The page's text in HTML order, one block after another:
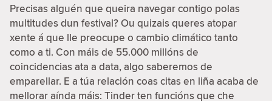
Precisas alguén que queira navegar contigo polas
multitudes dun festival? Ou quizais queres atopar
xente á que lle preocupe o cambio climático tanto
como a ti. Con máis de 55.000 millóns de
coincidencias ata a data, algo saberemos de
emparellar. E a túa relación coas citas en liña acaba de
mellorar aínda máis: Tinder ten funcións que che